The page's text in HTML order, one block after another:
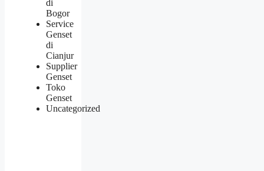
di
Bogor
Service
Genset
di
Cianjur
Supplier
Genset
Toko
Genset
Uncategorized